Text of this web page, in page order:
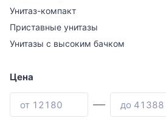
Унитаз-компакт
Приставные унитазы
Унитазы с высоким бачком
Цена